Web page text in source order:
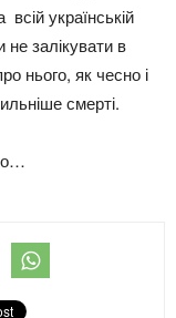
українській
залікувати в
нього, як чесно і
смерті.